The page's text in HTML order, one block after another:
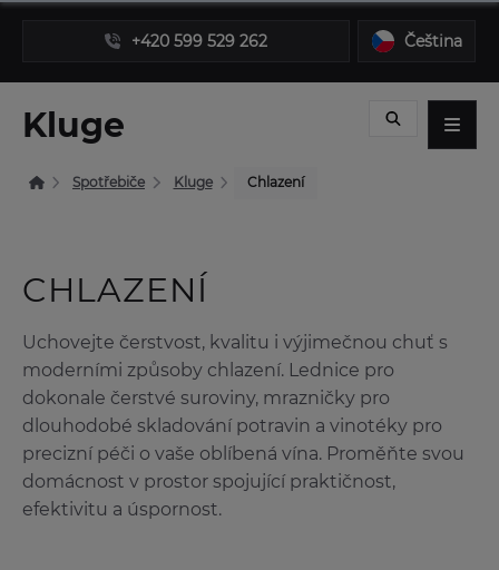
+420 599 529 262 Čeština
Kluge
Spotřebiče Kluge Chlazení
CHLAZENÍ
Uchovejte čerstvost, kvalitu i výjimečnou chuť s
moderními způsoby chlazení. Lednice pro
dokonale čerstvé suroviny, mrazničky pro
dlouhodobé skladování potravin a vinotéky pro
precizní péči o vaše oblíbená vína. Proměňte svou
domácnost v prostor spojující praktičnost,
efektivitu a úspornost.